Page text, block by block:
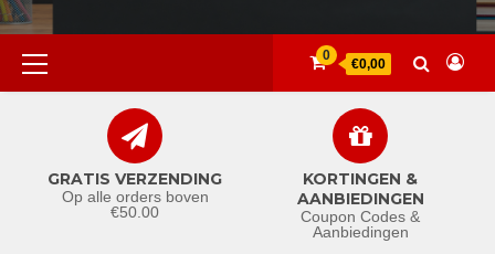
Primair
menu
0
€0,00
GRATIS VERZENDING
Op alle orders boven
€50.00
KORTINGEN &
AANBIEDINGEN
Coupon Codes &
Aanbiedingen